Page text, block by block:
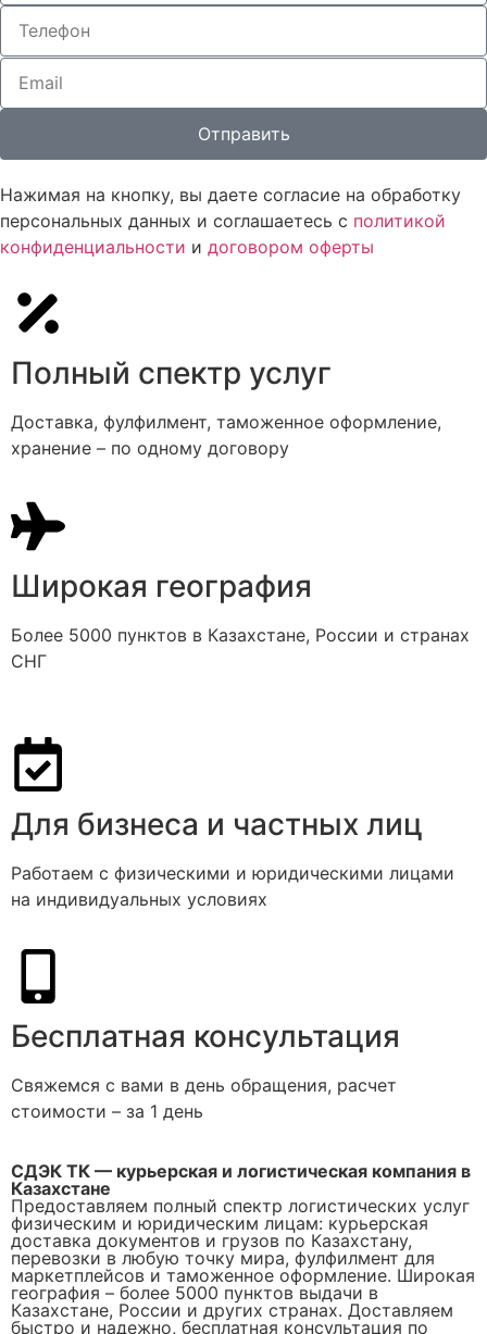
Отправить
Нажимая на кнопку, вы даете согласие на обработку
персональных данных и соглашаетесь c политикой
конфиденциальности и договором оферты
Полный спектр услуг
Доставка, фулфилмент, таможенное оформление,
хранение – по одному договору
Широкая география
Более 5000 пунктов в Казахстане, России и странах
СНГ
Для бизнеса и частных лиц
Работаем с физическими и юридическими лицами
на индивидуальных условиях
Бесплатная консультация
Свяжемся с вами в день обращения, расчет
стоимости – за 1 день
СДЭК ТК — курьерская и логистическая компания в
Казахстане
Предоставляем полный спектр логистических услуг
физическим и юридическим лицам: курьерская
доставка документов и грузов по Казахстану,
перевозки в любую точку мира, фулфилмент для
маркетплейсов и таможенное оформление. Широкая
география – более 5000 пунктов выдачи в
Казахстане, России и других странах. Доставляем
быстро и надежно, бесплатная консультация по